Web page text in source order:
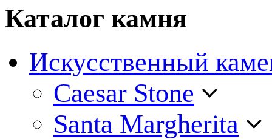
Каталог камня
Искусственный
Caesar Stone
Santa Margherita